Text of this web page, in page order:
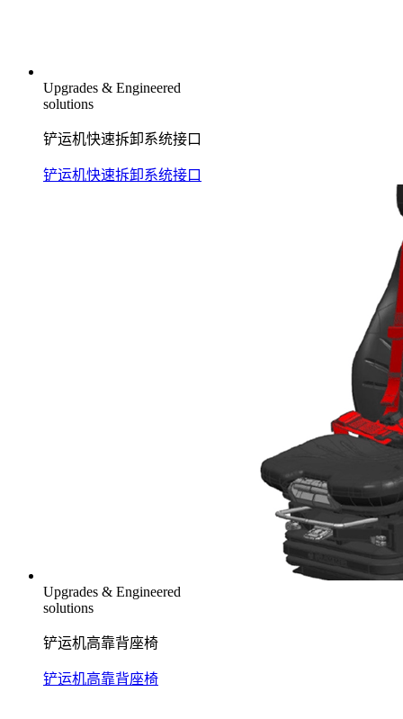
Upgrades & Engineered
solutions
铲运机快速拆卸系统接口
铲运机快速拆卸系统接口
Upgrades & Engineered
solutions
铲运机高靠背座椅
铲运机高靠背座椅